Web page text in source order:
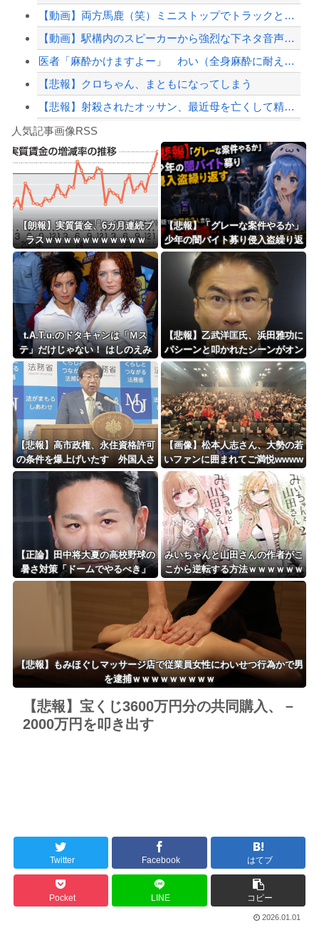
【配信者】「金バエ」のSNS更新が1週間途絶え、様々な憶測が飛び交う。1週間ぶり...
【緊急速報】NYで警官が黒人男性の首を絞め、暴動第二波不可避へ
Powered by livedoor 相互RSS
【動画】両方馬鹿（笑）ミニストップでトラックと衝突したドラレコが（ノ∇`）
【動画】駅構内のスピーカーから強烈な下ネタ音声が垂れ流される 全乗客困惑の音声が...
医者「麻酔かけますよー」 わい（全身麻酔に耐えて見せる！うおおおおおお！！！！）
【悲報】クロちゃん、まともになってしまう
【悲報】射殺されたオッサン、最近母を亡くして精神的ショックを受けていたと判明
白石「あ、あきら様……？」あきら「……白石」
8/4のニュース
日本旅行キャンセルすべきか…1万年ぶり史上最大級の火山の兆し＝韓国の反応
更新中止のお知らせ
海外「おめでとうタキ！」リヴァプール南野がバースデーゴール！！
Powered by livedoor 相互RSS
人気記事画像RSS
【朗報】実質賃金、6カ月連続プ
ラスｗｗｗｗｗｗｗｗｗｗｗ
【悲報】「グレーな案件やるか」
少年の闇バイト募り侵入盗繰り返
す 容疑で中学生2人含む7人逮
捕・・・
t.A.T.u.のドタキャンは「Ｍス
テ」だけじゃない！ はしのえみ
「来なかったんですよ…」
【悲報】乙武洋匡氏、浜田雅功に
パシーンと叩かれたシーンがオン
エアされず「障害者相手だと放送
されなくなる。俺、逆差別だと思
って」
【悲報】高市政権、永住資格許可
の条件を爆上げいたす 外国人さ
ん「もう日本ええわ・・」
【画像】松本人志さん、大勢の若
いファンに囲まれてご満悦wwww
wwwwwwwwww
【正論】田中将大夏の高校野球の
暑さ対策「ドームでやるべき」
みいちゃんと山田さんの作者がこ
こから逆転する方法ｗｗｗｗｗｗ
ｗｗｗｗｗｗｗｗ
【悲報】もみほぐしマッサージ店で従業員女性にわいせつ行為かで男
を逮捕ｗｗｗｗｗｗｗｗｗ
【悲報】宝くじ3600万円分の共同購入、－
2000万円を叩き出す
Twitter Facebook はてブ
Pocket LINE コピー
2026.01.01